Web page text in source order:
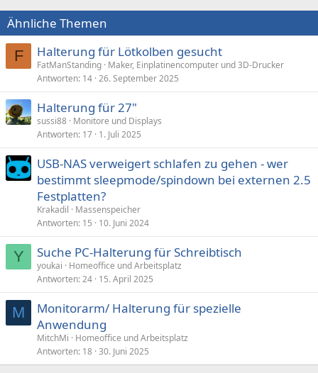
Ähnliche Themen
F Halterung für Lötkolben gesucht
FatManStanding Maker, Einplatinencomputer und 3D-Drucker
Antworten 14 26. September 2025
Halterung für 27"
sussi88 Monitore und Displays
Antworten 17 1. Juli 2025
USB-NAS verweigert schlafen zu gehen - wer
bestimmt sleepmode/spindown bei externen 2.5
Festplatten?
Krakadil
Massenspeicher
Antworten 15 10. Juni 2024
Y Suche PC-Halterung für Schreibtisch
youkai
Homeoffice und Arbeitsplatz
Antworten 24 15. April 2025
M
Monitorarm/ Halterung für spezielle
Anwendung
MitchMi
Homeoffice und Arbeitsplatz
Antworten 18 30. Juni 2025